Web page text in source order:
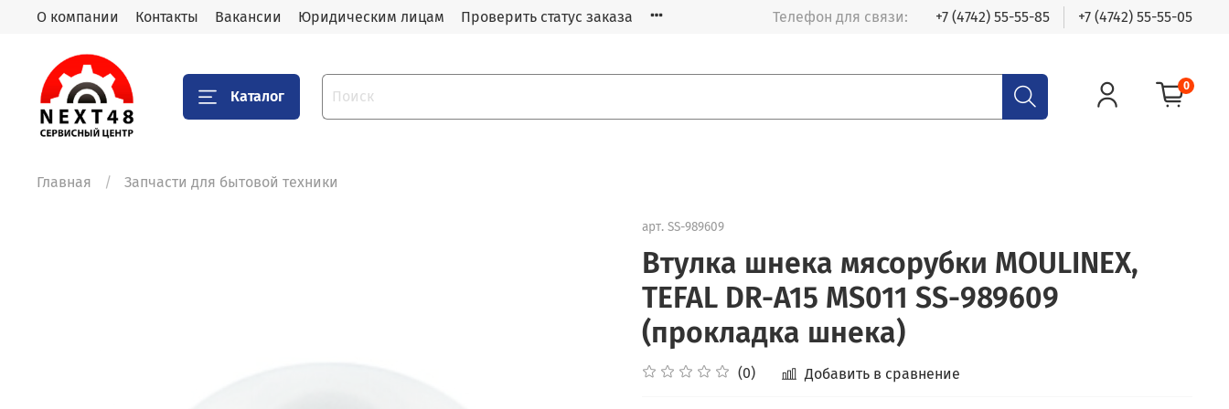
О компании Контакты Вакансии Юридическим лицам Проверить статус заказа Телефон для связи: +7 (4742) 55-55-85 +7 (4742) 55-55-05
Каталог
0
Главная Запчасти для бытовой техники
арт. SS-989609
Втулка шнека мясорубки MOULINEX,
TEFAL DR-A15 MS011 SS-989609
(прокладка шнека)
(0) Добавить в сравнение